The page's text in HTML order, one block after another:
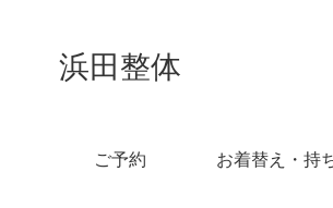
浜田整体
ご予約